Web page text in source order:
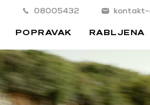
08005432 kontakt-
POPRAVAK RABLJENA